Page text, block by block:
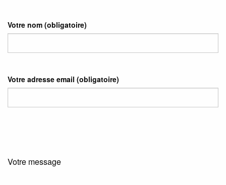
Votre nom (obligatoire)
Votre adresse email (obligatoire)
Votre message